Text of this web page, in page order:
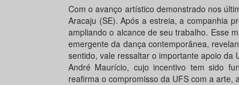
Com o avanço artístico demonstrado nos
Aracaju (SE). Após a estreia, a companhia
ampliando o alcance de seu trabalho. Esse
emergente da dança contemporânea,
sentido, vale ressaltar o importante apoio da
André Maurício, cujo incentivo tem sido
reafirma o compromisso da UFS com a arte,